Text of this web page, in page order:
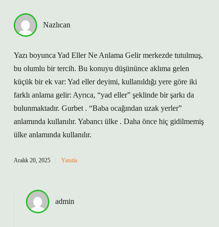
Nazlıcan
Yazı boyunca Yad Eller Ne Anlama Gelir merkezde tutulmuş,
bu olumlu bir tercih. Bu konuyu düşününce aklıma gelen
küçük bir ek var: Yad eller deyimi, kullanıldığı yere göre iki
farklı anlama gelir: Ayrıca, “yad eller” şeklinde bir şarkı da
bulunmaktadır. Gurbet . “Baba ocağından uzak yerler”
anlamında kullanılır. Yabancı ülke . Daha önce hiç gidilmemiş
ülke anlamında kullanılır.
Aralık 20, 2025 Yanıtla
admin